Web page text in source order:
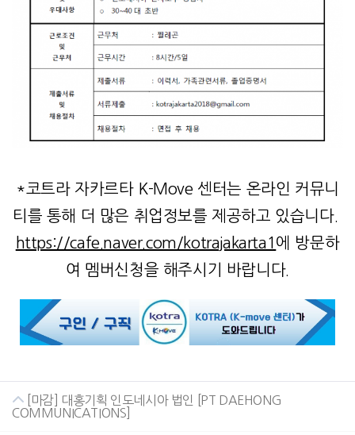
*코트라 자카르타 K-Move 센터는 온라인 커뮤니
티를 통해 더 많은 취업정보를 제공하고 있습니다.
https://cafe.naver.com/kotrajakarta1 에 방문하
여 멤버신청을 해주시기 바랍니다.
[마감] 대홍기획 인도네시아 법인 [PT DAEHONG
COMMUNICATIONS]